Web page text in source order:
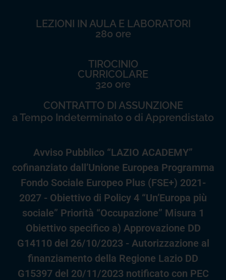
LEZIONI IN AULA E LABORATORI
280 ore
TIROCINIO
CURRICOLARE
320 ore
CONTRATTO DI ASSUNZIONE
a Tempo Indeterminato o di Apprendistato
Avviso Pubblico “LAZIO ACADEMY”
cofinanziato dall’Unione Europea Programma
Fondo Sociale Europeo Plus (FSE+) 2021-
2027 - Obiettivo di Policy 4 “Un’Europa più
sociale” Priorità “Occupazione” Misura 1
Obiettivo specifico a) Approvazione DD
G14110 del 26/10/2023 - Autorizzazione al
finanziamento della Regione Lazio DD
G15397 del 20/11/2023 notificato con PEC